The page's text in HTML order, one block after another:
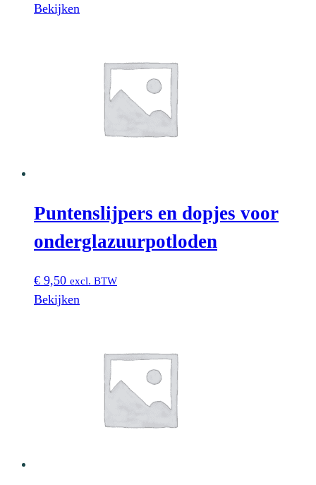
Bekijken
Puntenslijpers en dopjes voor
onderglazuurpotloden
€ 9,50 excl. BTW
Bekijken